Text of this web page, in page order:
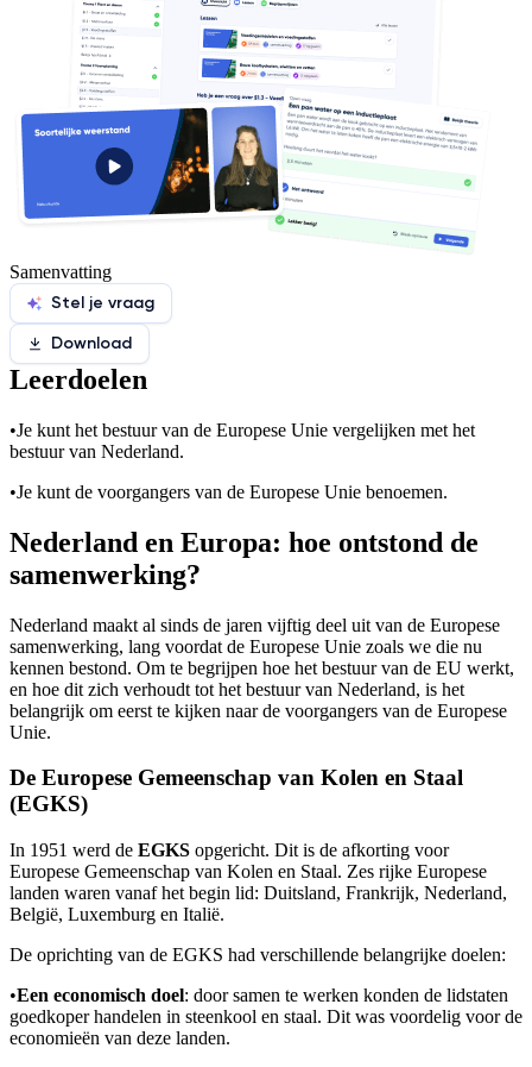
Samenvatting
Stel je vraag
Download
Leerdoelen
•Je kunt het bestuur van de Europese Unie vergelijken met het
bestuur van Nederland.
•Je kunt de voorgangers van de Europese Unie benoemen.
Nederland en Europa: hoe ontstond de
samenwerking?
Nederland maakt al sinds de jaren vijftig deel uit van de Europese
samenwerking, lang voordat de Europese Unie zoals we die nu
kennen bestond. Om te begrijpen hoe het bestuur van de EU werkt,
en hoe dit zich verhoudt tot het bestuur van Nederland, is het
belangrijk om eerst te kijken naar de voorgangers van de Europese
Unie.
De Europese Gemeenschap van Kolen en Staal
(EGKS)
In 1951 werd de EGKS opgericht. Dit is de afkorting voor
Europese Gemeenschap van Kolen en Staal. Zes rijke Europese
landen waren vanaf het begin lid: Duitsland, Frankrijk, Nederland,
België, Luxemburg en Italië.
De oprichting van de EGKS had verschillende belangrijke doelen:
•Een economisch doel: door samen te werken konden de lidstaten
goedkoper handelen in steenkool en staal. Dit was voordelig voor de
economieën van deze landen.